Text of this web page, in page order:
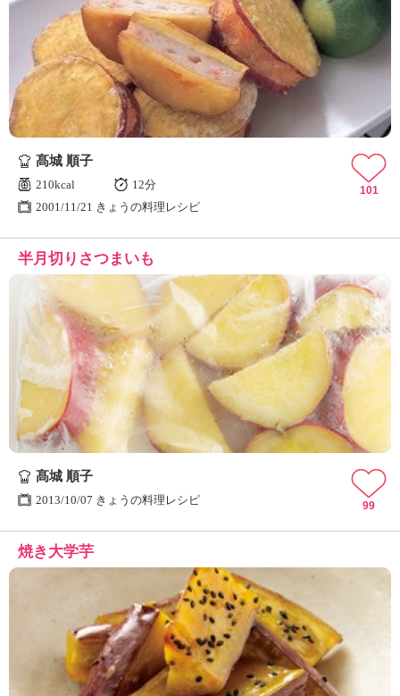
髙城 順子
210kcal
12分
2001/11/21 きょうの料理レシピ
101
半月切りさつまいも
髙城 順子
2013/10/07 きょうの料理レシピ 99
焼き大学芋